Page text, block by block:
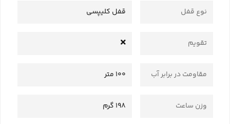
نوع قفل قفل کلیپسی
تقویم
مقاومت در برابر آب 100 متر
وزن ساعت 198 گرم